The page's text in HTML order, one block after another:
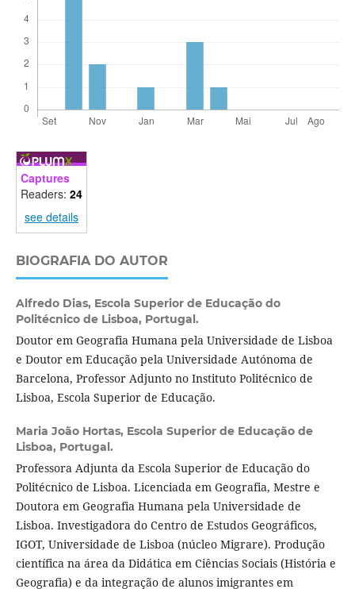
Captures
Readers: 24
see details
BIOGRAFIA DO AUTOR
Alfredo Dias, Escola Superior de Educação do
Politécnico de Lisboa, Portugal.
Doutor em Geografia Humana pela Universidade de Lisboa
e Doutor em Educação pela Universidade Autónoma de
Barcelona, Professor Adjunto no Instituto Politécnico de
Lisboa, Escola Superior de Educação.
Maria João Hortas, Escola Superior de Educação de
Lisboa, Portugal.
Professora Adjunta da Escola Superior de Educação do
Politécnico de Lisboa. Licenciada em Geografia, Mestre e
Doutora em Geografia Humana pela Universidade de
Lisboa. Investigadora do Centro de Estudos Geográficos,
IGOT, Universidade de Lisboa (núcleo Migrare). Produção
científica na área da Didática em Ciências Sociais (História e
Geografia) e da integração de alunos imigrantes em